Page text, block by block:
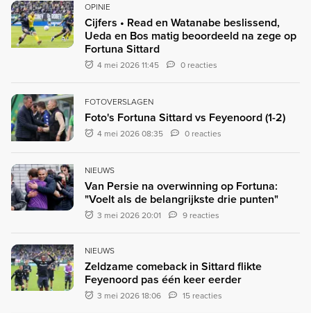
OPINIE
Cijfers • Read en Watanabe beslissend,
Ueda en Bos matig beoordeeld na zege op
Fortuna Sittard
4 mei 2026 11:45 0 reacties
FOTOVERSLAGEN
Foto's Fortuna Sittard vs Feyenoord (1-2)
4 mei 2026 08:35 0 reacties
NIEUWS
Van Persie na overwinning op Fortuna:
"Voelt als de belangrijkste drie punten"
3 mei 2026 20:01 9 reacties
NIEUWS
Zeldzame comeback in Sittard flikte
Feyenoord pas één keer eerder
3 mei 2026 18:06 15 reacties